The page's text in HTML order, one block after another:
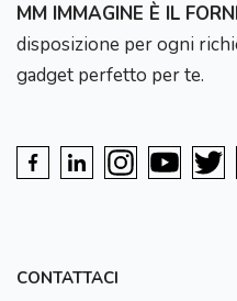
MM IMMAGINE È IL
disposizione per ogni
gadget perfetto per te.
CONTATTACI